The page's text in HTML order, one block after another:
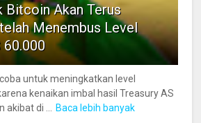
Bitcoin Akan Terus
Menembus Level
60.000
untuk meningkatkan level
kenaikan imbal hasil Treasury AS
di ...
Baca lebih banyak